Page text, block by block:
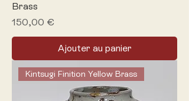
Brass
Prix
150,00 €
Ajouter au panier
Kintsugi Finition Yellow Brass